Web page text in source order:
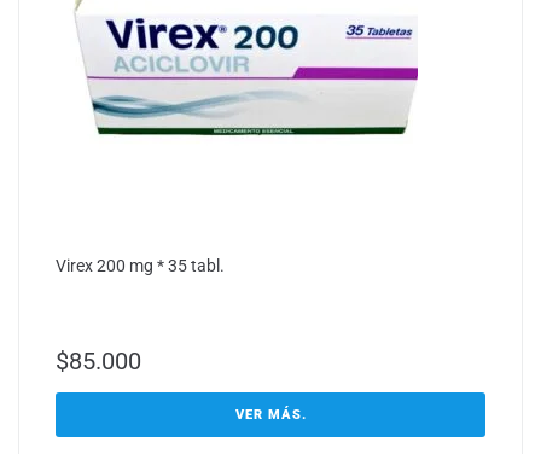
Virex 200 mg * 35 tabl.
$85.000
VER MÁS.